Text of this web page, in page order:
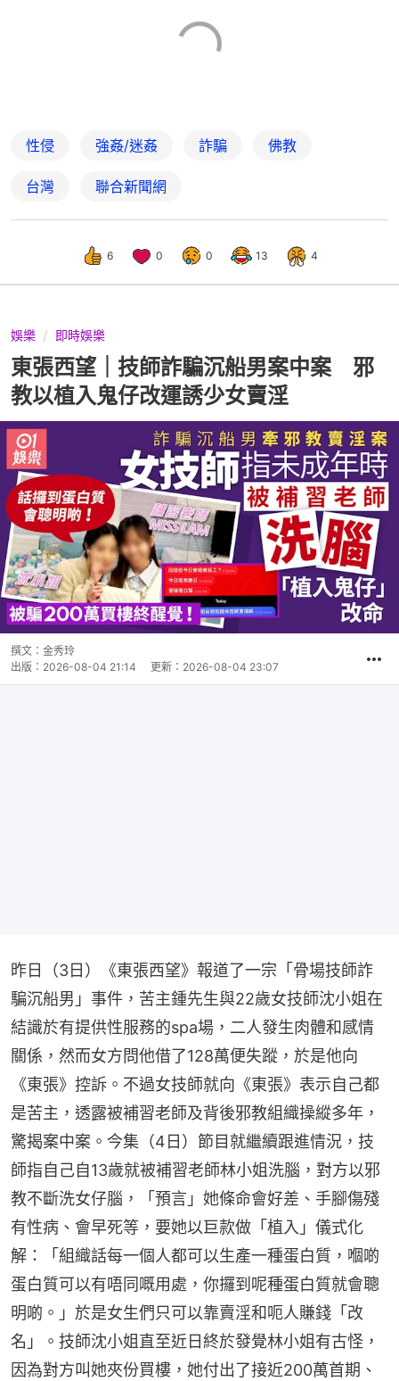
性侵 強姦/迷姦 詐騙 佛教
台灣 聯合新聞網
6 0 0 13 4
娛樂 即時娛樂
東張西望｜技師詐騙沉船男案中案 邪
教以植入鬼仔改運誘少女賣淫
撰文： 金秀玲
出版： 2026-08-04 21:14 更新： 2026-08-04 23:07
昨日（3日）《東張西望》報道了一宗「骨場技師詐
騙沉船男」事件，苦主鍾先生與22歲女技師沈小姐在
結識於有提供性服務的spa場，二人發生肉體和感情
關係，然而女方問他借了128萬便失蹤，於是他向
《東張》控訴。不過女技師就向《東張》表示自己都
是苦主，透露被補習老師及背後邪教組織操縱多年，
驚揭案中案。今集（4日）節目就繼續跟進情況，技
師指自己自13歲就被補習老師林小姐洗腦，對方以邪
教不斷洗女仔腦，「預言」她條命會好差、手腳傷殘
有性病、會早死等，要她以巨款做「植入」儀式化
解：「組織話每一個人都可以生產一種蛋白質，嗰啲
蛋白質可以有唔同嘅用處，你攞到呢種蛋白質就會聰
明啲。」於是女生們只可以靠賣淫和呃人賺錢「改
名」。技師沈小姐直至近日終於發覺林小姐有古怪，
因為對方叫她夾份買樓，她付出了接近200萬首期、